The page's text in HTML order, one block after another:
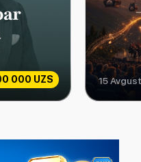
000 UZS Amirsoy
15